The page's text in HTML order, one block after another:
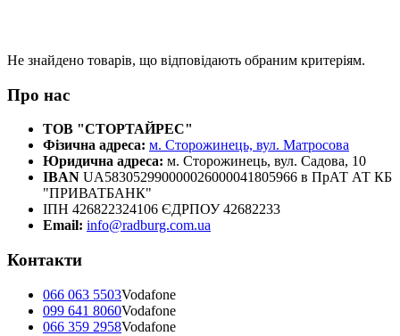
Не знайдено товарів, що відповідають обраним критеріям.
Про нас
ТОВ "СТОРТАЙРЕС"
Фізична адреса: м. Сторожинець, вул. Матросова
Юридична адреса: м. Сторожинець, вул. Садова, 10
IBAN UA583052990000026000041805966 в ПрАТ АТ КБ
"ПРИВАТБАНК"
ІПН 426822324106 ЄДРПОУ 42682233
Email: info@radburg.com.ua
Контакти
066 063 5503Vodafone
099 641 8060Vodafone
066 359 2958Vodafone